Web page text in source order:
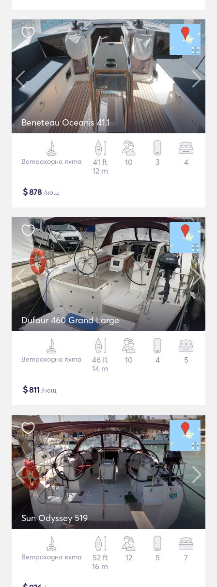
Beneteau Oceanis 41.1
Ветроходна яхта
41 ft
12 m
10 3 4
$878 /нощ
Dufour 460 Grand Large
Ветроходна яхта
46 ft
14 m
10 4 5
$811 /нощ
Sun Odyssey 519
Ветроходна яхта
52 ft
16 m
12 5 7